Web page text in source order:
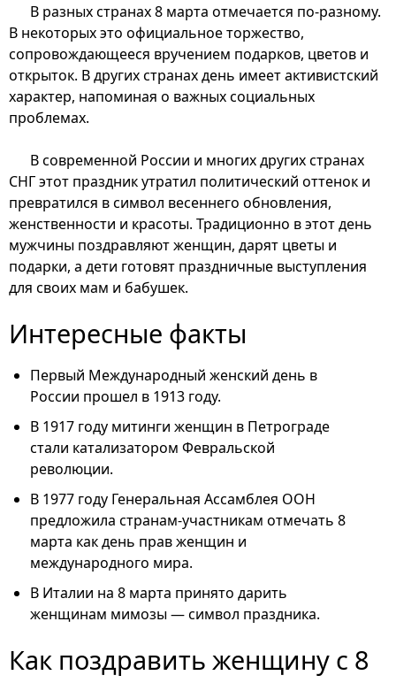
В разных странах 8 марта отмечается по-разному.
В некоторых это официальное торжество,
сопровождающееся вручением подарков, цветов и
открыток. В других странах день имеет активистский
характер, напоминая о важных социальных
проблемах.
В современной России и многих других странах
СНГ этот праздник утратил политический оттенок и
превратился в символ весеннего обновления,
женственности и красоты. Традиционно в этот день
мужчины поздравляют женщин, дарят цветы и
подарки, а дети готовят праздничные выступления
для своих мам и бабушек.
Интересные факты
Первый Международный женский день в
России прошел в 1913 году.
В 1917 году митинги женщин в Петрограде
стали катализатором Февральской
революции.
В 1977 году Генеральная Ассамблея ООН
предложила странам-участникам отмечать 8
марта как день прав женщин и
международного мира.
В Италии на 8 марта принято дарить
женщинам мимозы — символ праздника.
Как поздравить женщину с 8